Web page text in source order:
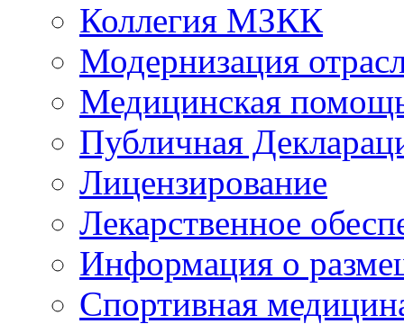
Коллегия МЗКК
Модернизация
Медицинская
Публичная
Лицензирование
Лекарственное
Информация о
Спортивная